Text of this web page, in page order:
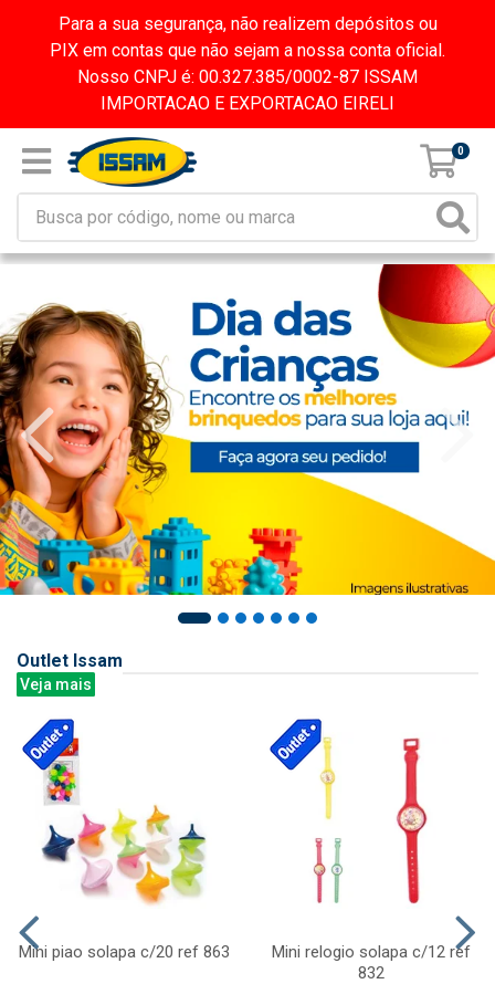
Para a sua segurança, não realizem depósitos ou
PIX em contas que não sejam a nossa conta oficial.
Nosso CNPJ é: 00.327.385/0002-87 ISSAM
IMPORTACAO E EXPORTACAO EIRELI
0
Outlet Issam
Veja mais
Mini piao solapa c/20 ref 863
Mini relogio solapa c/12 ref
832